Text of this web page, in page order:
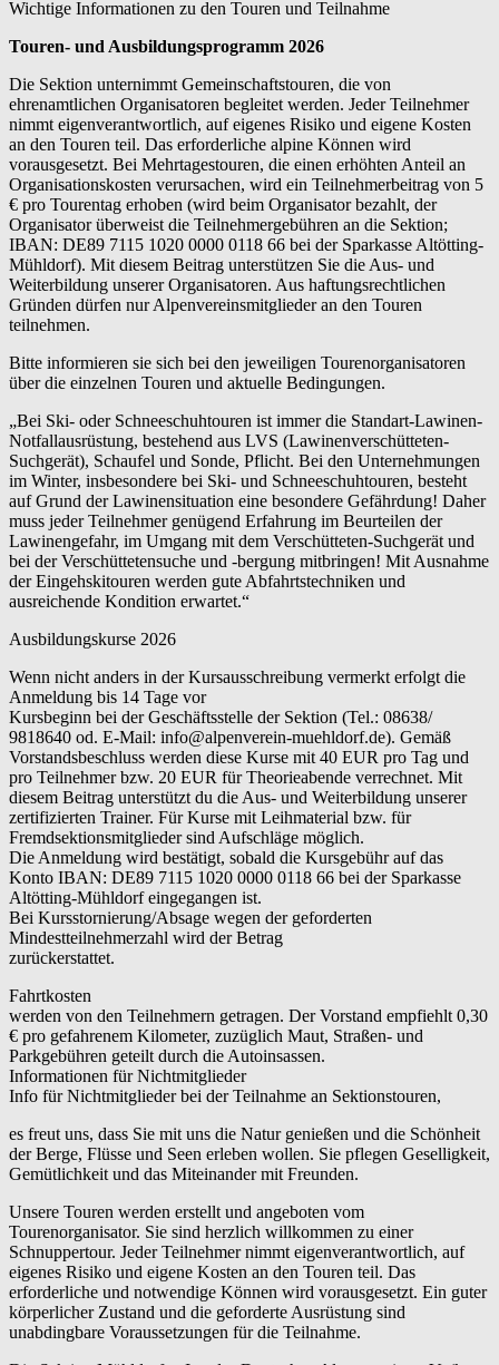
Wichtige Informationen zu den Touren und Teilnahme
Touren- und Ausbildungsprogramm 2026
Die Sektion unternimmt Gemeinschaftstouren, die von
ehrenamtlichen Organisatoren begleitet werden. Jeder Teilnehmer
nimmt eigenverantwortlich, auf eigenes Risiko und eigene Kosten
an den Touren teil. Das erforderliche alpine Können wird
vorausgesetzt. Bei Mehrtagestouren, die einen erhöhten Anteil an
Organisationskosten verursachen, wird ein Teilnehmerbeitrag von 5
€ pro Tourentag erhoben (wird beim Organisator bezahlt, der
Organisator überweist die Teilnehmergebühren an die Sektion;
IBAN: DE89 7115 1020 0000 0118 66 bei der Sparkasse Altötting-
Mühldorf). Mit diesem Beitrag unterstützen Sie die Aus- und
Weiterbildung unserer Organisatoren. Aus haftungsrechtlichen
Gründen dürfen nur Alpenvereinsmitglieder an den Touren
teilnehmen.
Bitte informieren sie sich bei den jeweiligen Tourenorganisatoren
über die einzelnen Touren und aktuelle Bedingungen.
„Bei Ski- oder Schneeschuhtouren ist immer die Standart-Lawinen-
Notfallausrüstung, bestehend aus LVS (Lawinenverschütteten-
Suchgerät), Schaufel und Sonde, Pflicht. Bei den Unternehmungen
im Winter, insbesondere bei Ski- und Schneeschuhtouren, besteht
auf Grund der Lawinensituation eine besondere Gefährdung! Daher
muss jeder Teilnehmer genügend Erfahrung im Beurteilen der
Lawinengefahr, im Umgang mit dem Verschütteten-Suchgerät und
bei der Verschüttetensuche und -bergung mitbringen! Mit Ausnahme
der Eingehskitouren werden gute Abfahrtstechniken und
ausreichende Kondition erwartet.“
Ausbildungskurse 2026
Wenn nicht anders in der Kursausschreibung vermerkt erfolgt die
Anmeldung bis 14 Tage vor
Kursbeginn bei der Geschäftsstelle der Sektion (Tel.: 08638/
9818640 od. E-Mail: info@alpenverein-muehldorf.de). Gemäß
Vorstandsbeschluss werden diese Kurse mit 40 EUR pro Tag und
pro Teilnehmer bzw. 20 EUR für Theorieabende verrechnet. Mit
diesem Beitrag unterstützt du die Aus- und Weiterbildung unserer
zertifizierten Trainer. Für Kurse mit Leihmaterial bzw. für
Fremdsektionsmitglieder sind Aufschläge möglich.
Die Anmeldung wird bestätigt, sobald die Kursgebühr auf das
Konto IBAN: DE89 7115 1020 0000 0118 66 bei der Sparkasse
Altötting-Mühldorf eingegangen ist.
Bei Kursstornierung/Absage wegen der geforderten
Mindestteilnehmerzahl wird der Betrag
zurückerstattet.
Fahrtkosten
werden von den Teilnehmern getragen. Der Vorstand empfiehlt 0,30
€ pro gefahrenem Kilometer, zuzüglich Maut, Straßen- und
Parkgebühren geteilt durch die Autoinsassen.
Informationen für Nichtmitglieder
Info für Nichtmitglieder bei der Teilnahme an Sektionstouren,
es freut uns, dass Sie mit uns die Natur genießen und die Schönheit
der Berge, Flüsse und Seen erleben wollen. Sie pflegen Geselligkeit,
Gemütlichkeit und das Miteinander mit Freunden.
Unsere Touren werden erstellt und angeboten vom
Tourenorganisator. Sie sind herzlich willkommen zu einer
Schnuppertour. Jeder Teilnehmer nimmt eigenverantwortlich, auf
eigenes Risiko und eigene Kosten an den Touren teil. Das
erforderliche und notwendige Können wird vorausgesetzt. Ein guter
körperlicher Zustand und die geforderte Ausrüstung sind
unabdingbare Voraussetzungen für die Teilnahme.